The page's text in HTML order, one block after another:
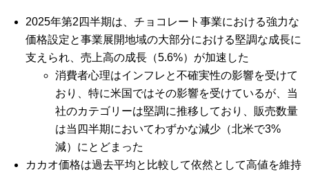
2025年第2四半期は、チョコレート事業における強力な
価格設定と事業展開地域の大部分における堅調な成長に
支えられ、売上高の成長（5.6%）が加速した
消費者心理はインフレと不確実性の影響を受けて
おり、特に米国ではその影響を受けているが、当
社のカテゴリーは堅調に推移しており、販売数量
は当四半期においてわずかな減少（北米で3%
減）にとどまった
カカオ価格は過去平均と比較して依然として高値を維持